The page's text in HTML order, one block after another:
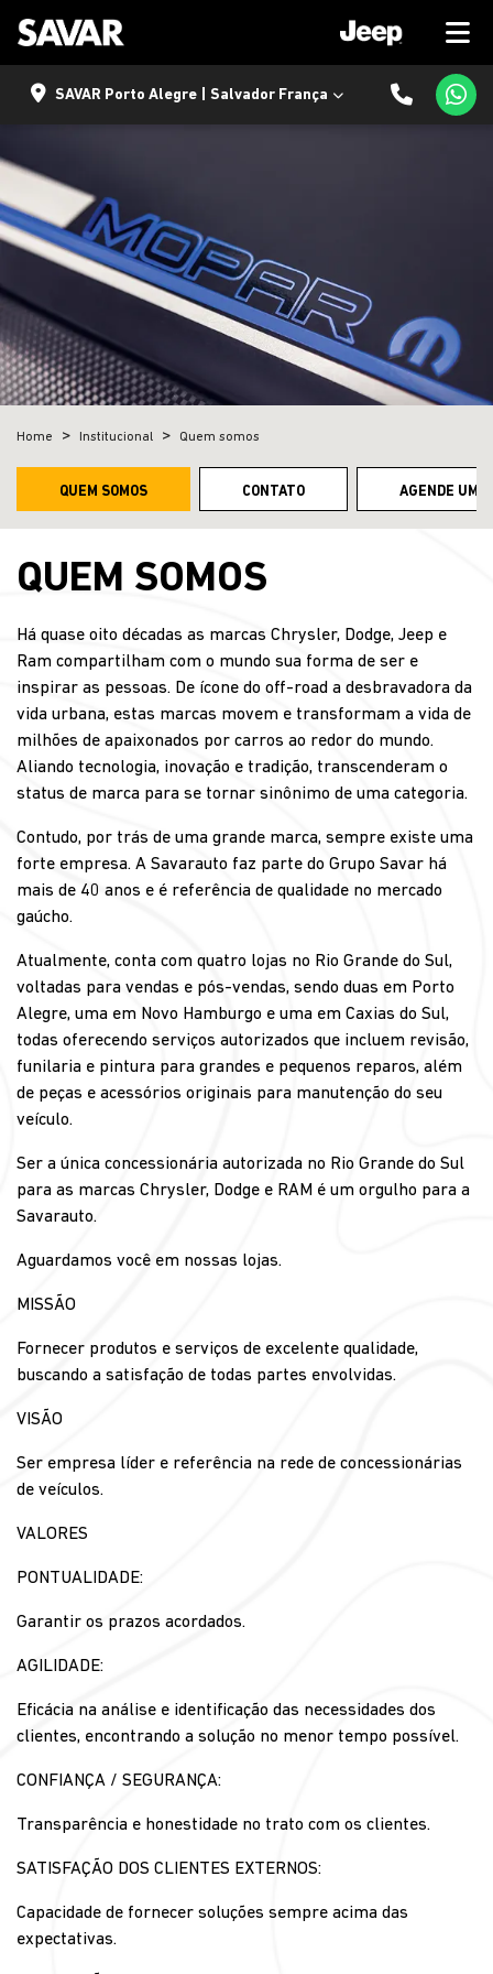
SAVAR Porto Alegre | Salvador França
Home Institucional Quem somos
QUEM SOMOS CONTATO AGENDE UM
QUEM SOMOS
Há quase oito décadas as marcas Chrysler, Dodge, Jeep e
Ram compartilham com o mundo sua forma de ser e
inspirar as pessoas. De ícone do off-road a desbravadora da
vida urbana, estas marcas movem e transformam a vida de
milhões de apaixonados por carros ao redor do mundo.
Aliando tecnologia, inovação e tradição, transcenderam o
status de marca para se tornar sinônimo de uma categoria.
Contudo, por trás de uma grande marca, sempre existe uma
forte empresa. A Savarauto faz parte do Grupo Savar há
mais de 40 anos e é referência de qualidade no mercado
gaúcho.
Atualmente, conta com quatro lojas no Rio Grande do Sul,
voltadas para vendas e pós-vendas, sendo duas em Porto
Alegre, uma em Novo Hamburgo e uma em Caxias do Sul,
todas oferecendo serviços autorizados que incluem revisão,
funilaria e pintura para grandes e pequenos reparos, além
de peças e acessórios originais para manutenção do seu
veículo.
Ser a única concessionária autorizada no Rio Grande do Sul
para as marcas Chrysler, Dodge e RAM é um orgulho para a
Savarauto.
Aguardamos você em nossas lojas.
MISSÃO
Fornecer produtos e serviços de excelente qualidade,
buscando a satisfação de todas partes envolvidas.
VISÃO
Ser empresa líder e referência na rede de concessionárias
de veículos.
VALORES
PONTUALIDADE:
Garantir os prazos acordados.
AGILIDADE:
Eficácia na análise e identificação das necessidades dos
clientes, encontrando a solução no menor tempo possível.
CONFIANÇA / SEGURANÇA:
Transparência e honestidade no trato com os clientes.
SATISFAÇÃO DOS CLIENTES EXTERNOS:
Capacidade de fornecer soluções sempre acima das
expectativas.